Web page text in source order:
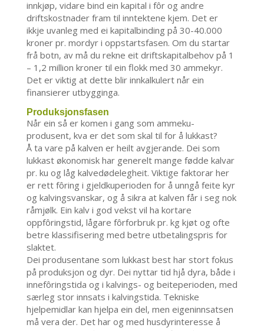
innkjøp, vidare bind ein kapital i fôr og andre
driftskostnader fram til inntektene kjem. Det er
ikkje uvanleg med ei kapitalbinding på 30-40.000
kroner pr. mordyr i oppstartsfasen. Om du startar
frå botn, av må du rekne eit driftskapitalbehov på 1
– 1,2 million kroner til ein flokk med 30 ammekyr.
Det er viktig at dette blir innkalkulert når ein
finansierer utbygginga.
Produksjonsfasen
Når ein så er komen i gang som ammeku-
produsent, kva er det som skal til for å lukkast?
Å ta vare på kalven er heilt avgjerande. Dei som
lukkast økonomisk har generelt mange fødde kalvar
pr. ku og låg kalvedødelegheit. Viktige faktorar her
er rett fôring i gjeldkuperioden for å unngå feite kyr
og kalvingsvanskar, og å sikra at kalven får i seg nok
råmjølk. Ein kalv i god vekst vil ha kortare
oppfôringstid, lågare fôrforbruk pr. kg kjøt og ofte
betre klassifisering med betre utbetalingspris for
slaktet.
Dei produsentane som lukkast best har stort fokus
på produksjon og dyr. Dei nyttar tid hjå dyra, både i
innefôringstida og i kalvings- og beiteperioden, med
særleg stor innsats i kalvingstida. Tekniske
hjelpemidlar kan hjelpa ein del, men eigeninnsatsen
må vera der. Det har og med husdyrinteresse å